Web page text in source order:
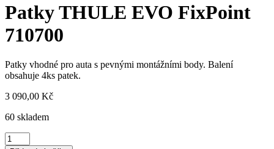
Patky THULE EVO FixPoint
710700
Patky vhodné pro auta s pevnými montážními body. Balení
obsahuje 4ks patek.
3 090,00 Kč
60 skladem
Patky